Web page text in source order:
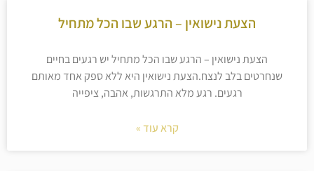
הצעת נישואין – הרגע שבו הכל מתחיל
הצעת נישואין – הרגע שבו הכל מתחיל יש רגעים בחיים
שנחרטים בלב לנצח.הצעת נישואין היא ללא ספק אחד מאותם
רגעים. רגע מלא התרגשות, אהבה, ציפייה
קרא עוד »